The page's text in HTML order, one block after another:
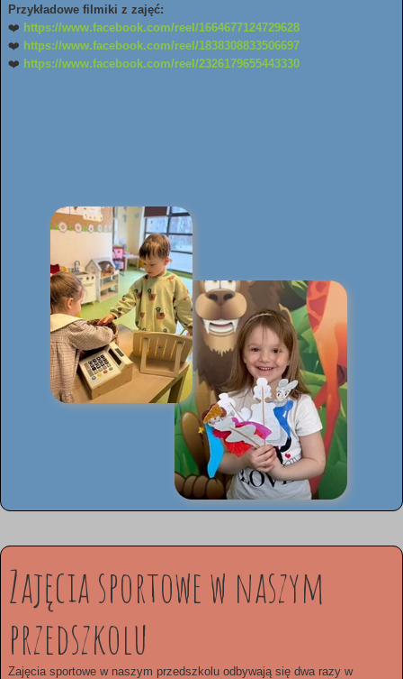
Zajęcia sportowe w naszym
przedszkolu
Zajęcia sportowe w naszym przedszkolu odbywają się dwa razy w
Przykładowe filmiki z zajęć:
❤️ https://www.facebook.com/reel/1664677124729628
❤️ https://www.facebook.com/reel/1838308833506697
❤️ https://www.facebook.com/reel/2326179655443330